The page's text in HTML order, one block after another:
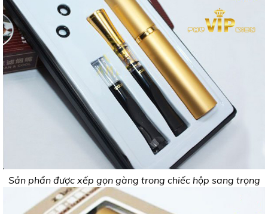
Sản phẩn được xếp gọn gàng trong chiếc hộp sang trọng